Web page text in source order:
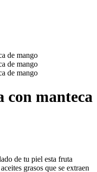
con manteca
de tu piel esta fruta
grasos que se extraen